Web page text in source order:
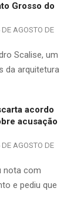
Grosso do
DE AGOSTO DE
Scalise, um
da arquitetura
acordo
acusação
DE AGOSTO DE
nota com
e pediu que